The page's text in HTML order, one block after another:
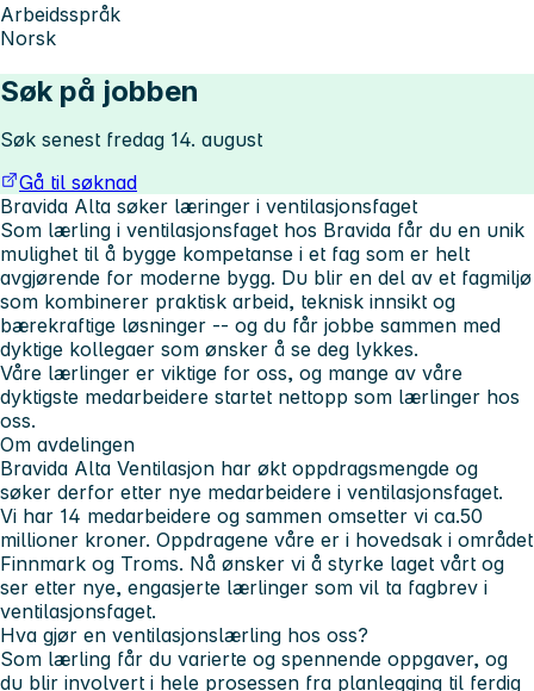
Arbeidsspråk
Norsk
Søk på jobben
Søk senest fredag 14. august
Gå til søknad
Bravida Alta søker læringer i ventilasjonsfaget
Som lærling i ventilasjonsfaget hos Bravida får du en unik
mulighet til å bygge kompetanse i et fag som er helt
avgjørende for moderne bygg. Du blir en del av et fagmiljø
som kombinerer praktisk arbeid, teknisk innsikt og
bærekraftige løsninger -- og du får jobbe sammen med
dyktige kollegaer som ønsker å se deg lykkes.
Våre lærlinger er viktige for oss, og mange av våre
dyktigste medarbeidere startet nettopp som lærlinger hos
oss.
Om avdelingen
Bravida Alta Ventilasjon har økt oppdragsmengde og
søker derfor etter nye medarbeidere i ventilasjonsfaget.
Vi har 14 medarbeidere og sammen omsetter vi ca.50
millioner kroner. Oppdragene våre er i hovedsak i området
Finnmark og Troms. Nå ønsker vi å styrke laget vårt og
ser etter nye, engasjerte lærlinger som vil ta fagbrev i
ventilasjonsfaget.
Hva gjør en ventilasjonslærling hos oss?
Som lærling får du varierte og spennende oppgaver, og
du blir involvert i hele prosessen fra planlegging til ferdig